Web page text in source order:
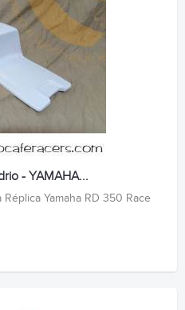
- YAMAHA...
Yamaha RD 350 Race